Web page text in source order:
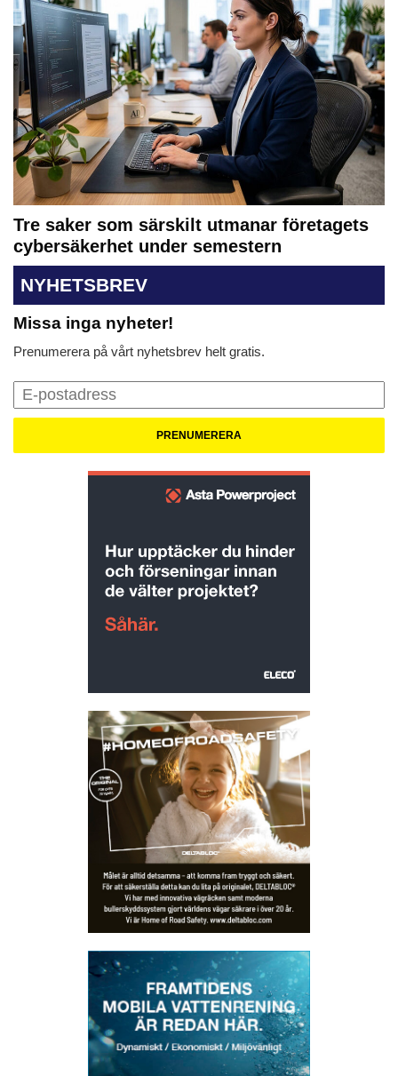
Tre saker som särskilt utmanar företagets
cybersäkerhet under semestern
NYHETSBREV
Missa inga nyheter!
Prenumerera på vårt nyhetsbrev helt gratis.